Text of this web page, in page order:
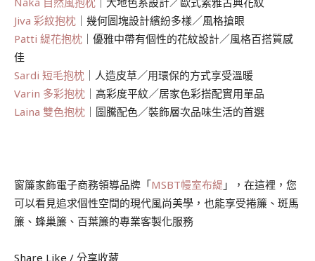
Jiva 彩紋抱枕 ｜幾何圖塊設計繽紛多樣／風格搶眼
Patti 緹花抱枕 ｜優雅中帶有個性的花紋設計／風格百搭質感
佳
Sardi 短毛抱枕 ｜人造皮草／用環保的方式享受溫暖
Varin 多彩抱枕 ｜高彩度平紋／居家色彩搭配實用單品
Laina 雙色抱枕 ｜圖騰配色／裝飾層次品味生活的首選
窗簾家飾電子商務領導品牌「MSBT幔室布緹 」，在這裡，您
可以看見追求個性空間的現代風尚美學，也能享受捲簾、斑馬
簾、蜂巢簾、百葉簾的專業客製化服務
Share Like / 分享收藏